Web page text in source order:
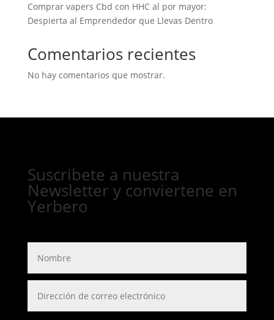
Comprar vapers Cbd con HHC al por mayor:
Despierta al Emprendedor que Llevas Dentro
Comentarios recientes
No hay comentarios que mostrar.
Suscribete a nuestra
Newsletter y conviertene en
Yerbero